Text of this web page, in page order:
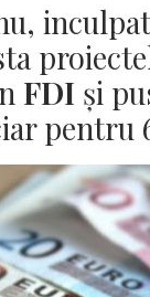
FDI şi
pentru